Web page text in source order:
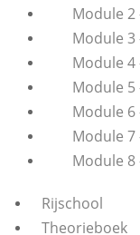
Module
Module
Module
Module 5
Module
Module 7
Module 8
Rijschool
Theorieboek